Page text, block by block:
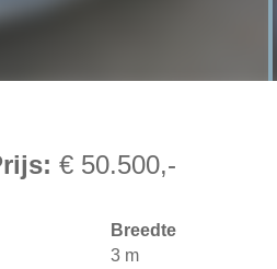
€ 50.500,-
Breedte
3 m